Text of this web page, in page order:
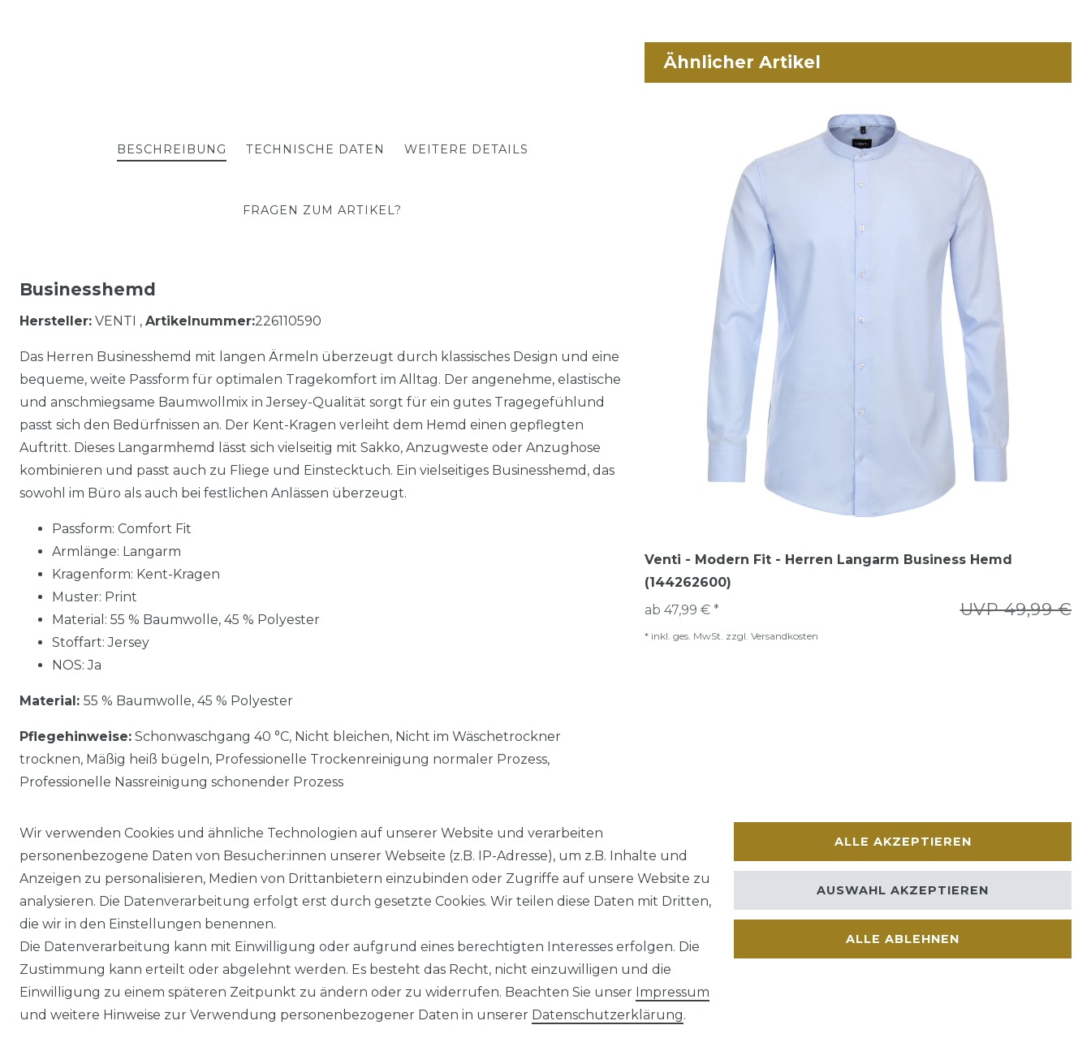
BESCHREIBUNG TECHNISCHE DATEN WEITERE DETAILS
FRAGEN ZUM ARTIKEL?
Businesshemd
Hersteller: VENTI , Artikelnummer:226110590
Das Herren Businesshemd mit langen Ärmeln überzeugt durch klassisches Design und eine
bequeme, weite Passform für optimalen Tragekomfort im Alltag. Der angenehme, elastische
und anschmiegsame Baumwollmix in Jersey-Qualität sorgt für ein gutes Tragegefühlund
passt sich den Bedürfnissen an. Der Kent-Kragen verleiht dem Hemd einen gepflegten
Auftritt. Dieses Langarmhemd lässt sich vielseitig mit Sakko, Anzugweste oder Anzughose
kombinieren und passt auch zu Fliege und Einstecktuch. Ein vielseitiges Businesshemd, das
sowohl im Büro als auch bei festlichen Anlässen überzeugt.
Passform: Comfort Fit
Armlänge: Langarm
Kragenform: Kent-Kragen
Muster: Print
Material: 55 % Baumwolle, 45 % Polyester
Stoffart: Jersey
NOS: Ja
Material: 55 % Baumwolle, 45 % Polyester
Pflegehinweise: Schonwaschgang 40 °C, Nicht bleichen, Nicht im Wäschetrockner
trocknen, Mäßig heiß bügeln, Professionelle Trockenreinigung normaler Prozess,
Professionelle Nassreinigung schonender Prozess
Ähnlicher Artikel
Venti - Modern Fit - Herren Langarm Business Hemd
(144262600)
UVP 49,99 €
ab 47,99 € *
* inkl. ges. MwSt. zzgl. Versandkosten
Impressum Daten­schutz­erklärung AGB Barrierefreiheitserklärung Widerrufs­recht
Wir verwenden Cookies und ähnliche Technologien auf unserer Website und verarbeiten
personenbezogene Daten von Besucher:innen unserer Webseite (z.B. IP-Adresse), um z.B. Inhalte und
Anzeigen zu personalisieren, Medien von Drittanbietern einzubinden oder Zugriffe auf unsere Website zu
analysieren. Die Datenverarbeitung erfolgt erst durch gesetzte Cookies. Wir teilen diese Daten mit Dritten,
die wir in den Einstellungen benennen.
Die Datenverarbeitung kann mit Einwilligung oder aufgrund eines berechtigten Interesses erfolgen. Die
Zustimmung kann erteilt oder abgelehnt werden. Es besteht das Recht, nicht einzuwilligen und die
Einwilligung zu einem späteren Zeitpunkt zu ändern oder zu widerrufen. Beachten Sie unser Impressum
und weitere Hinweise zur Verwendung personenbezogener Daten in unserer Daten­schutz­erklärung.
ALLE AKZEPTIEREN
ALLE ABLEHNEN
AUSWAHL AKZEPTIEREN